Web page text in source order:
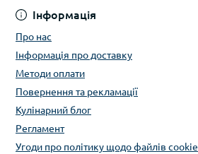
Інформація
Про нас
Інформація про доставку
Методи оплати
Повернення та рекламації
Кулінарний блог
Регламент
Угоди про політику щодо файлів cookie